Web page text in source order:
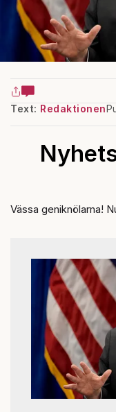
Text: Redaktionen
Vässa geniknölarna!